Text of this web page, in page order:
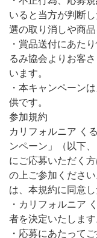
いると当方が判断
選の取り消しや商
・賞品送付にあた
るみ協会よりお客
います。
・本キャンペーン
供です。
参加規約
カリフォルニア く
ンペーン」（以下
にご応募いただく
の上ご参加くださ
は、本規約に同意
・カリフォルニア
者を決定いたします
・応募にあたって